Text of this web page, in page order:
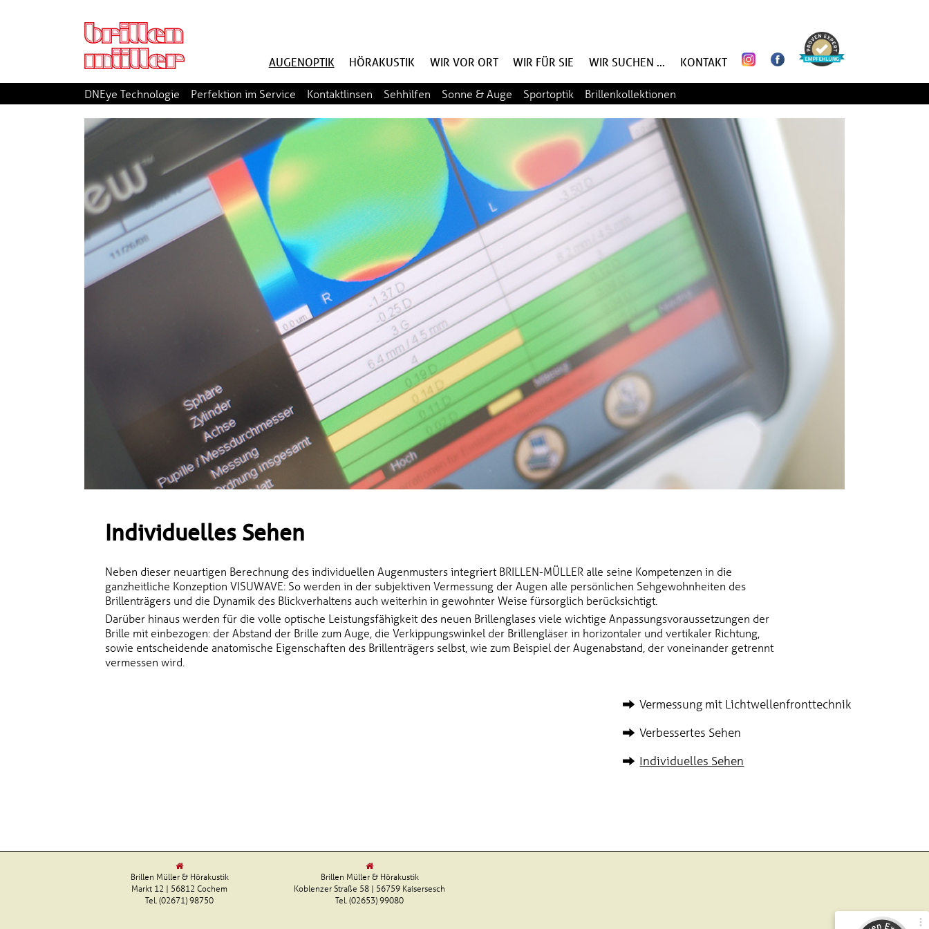
AUGENOPTIK HÖRAKUSTIK WIR VOR ORT WIR FÜR SIE WIR SUCHEN … KONTAKT
DNEye Technologie Perfektion im Service Kontaktlinsen Sehhilfen Sonne & Auge Sportoptik Brillenkollektionen
Individuelles Sehen
Neben dieser neuartigen Berechnung des individuellen Augenmusters integriert BRILLEN-MÜLLER alle seine Kompetenzen in die
ganzheitliche Konzeption VISUWAVE: So werden in der subjektiven Vermessung der Augen alle persönlichen Sehgewohnheiten des
Brillenträgers und die Dynamik des Blickverhaltens auch weiterhin in gewohnter Weise fürsorglich berücksichtigt.
Darüber hinaus werden für die volle optische Leistungsfähigkeit des neuen Brillenglases viele wichtige Anpassungsvoraussetzungen der
Brille mit einbezogen: der Abstand der Brille zum Auge, die Verkippungswinkel der Brillengläser in horizontaler und vertikaler Richtung,
sowie entscheidende anatomische Eigenschaften des Brillenträgers selbst, wie zum Beispiel der Augenabstand, der voneinander getrennt
vermessen wird.
Vermessung mit Lichtwellenfronttechnik
Verbessertes Sehen
Individuelles Sehen
Brillen Müller & Hörakustik
Markt 12 | 56812 Cochem
Tel. (02671) 98750
Brillen Müller & Hörakustik
Koblenzer Straße 58 | 56759 Kaisersesch
Tel. (02653) 99080
ProvenExpert.com